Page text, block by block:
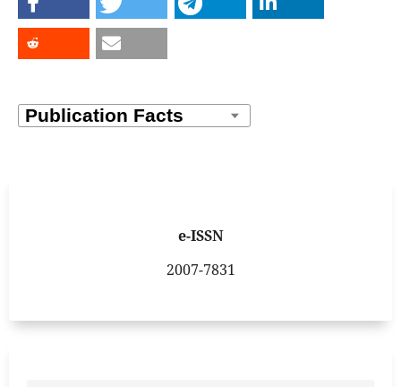
e-ISSN
2007-7831